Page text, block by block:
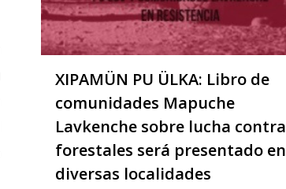
XIPAMÜN PU ÜLKA: Libro de
comunidades Mapuche
Lavkenche sobre lucha contra
forestales será presentado en
diversas localidades